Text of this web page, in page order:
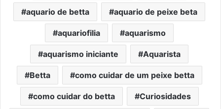
aquario de betta aquario de peixe beta
aquariofilia aquarismo
aquarismo iniciante Aquarista
Betta como cuidar de um peixe betta
como cuidar do betta Curiosidades